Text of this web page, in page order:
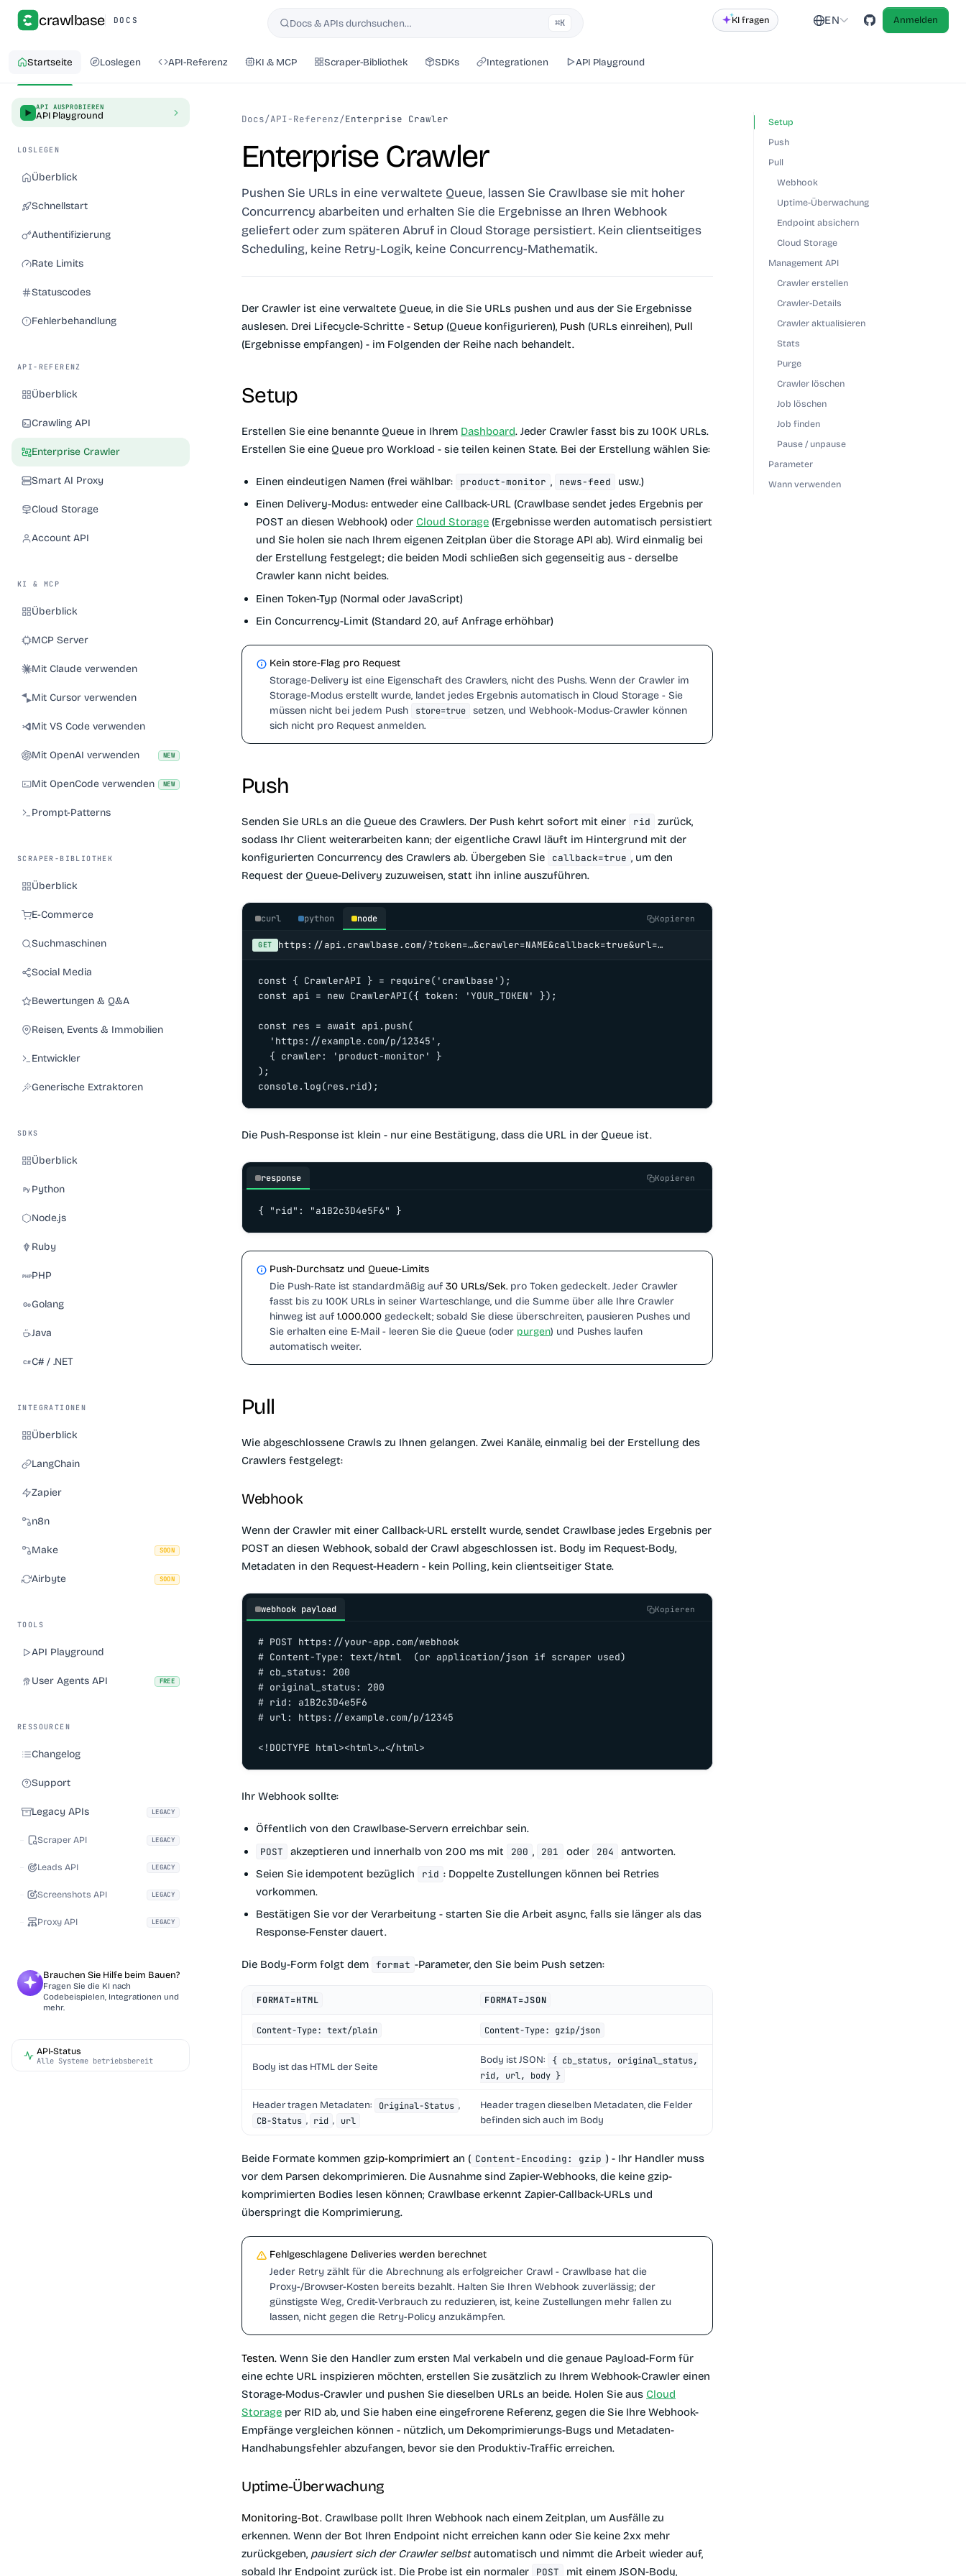
crawlbase DOCS
Suchen
Docs & APIs durchsuchen… ⌘K KI fragen EN Anmelden
Startseite Loslegen API-Referenz KI & MCP Scraper-Bibliothek SDKs Integrationen API Playground
API AUSPROBIEREN
API Playground
LOSLEGEN
Überblick
Schnellstart
Authentifizierung
Rate Limits
Statuscodes
Fehlerbehandlung
API-REFERENZ
Überblick
Crawling API
Enterprise Crawler
Smart AI Proxy
Cloud Storage
Account API
KI & MCP
Überblick
MCP Server
Mit Claude verwenden
Mit Cursor verwenden
Mit VS Code verwenden
Mit OpenAI verwenden NEW
Mit OpenCode verwenden NEW
Prompt-Patterns
SCRAPER-BIBLIOTHEK
Überblick
E-Commerce
Suchmaschinen
Social Media
Bewertungen & Q&A
Reisen, Events & Immobilien
Entwickler
Generische Extraktoren
SDKS
Überblick
Python
Node.js
Ruby
PHP
Golang
Java
C# / .NET
INTEGRATIONEN
Überblick
LangChain
Zapier
n8n
Make SOON
Airbyte SOON
TOOLS
API Playground
User Agents API FREE
RESSOURCEN
Changelog
Support
Legacy APIs LEGACY
Scraper API LEGACY
Leads API LEGACY
Screenshots API LEGACY
Proxy API LEGACY
Brauchen Sie Hilfe beim Bauen?
Fragen Sie die KI nach
Codebeispielen, Integrationen und
mehr.
API-Status
Alle Systeme betriebsbereit
Docs/API-Referenz/Enterprise Crawler
Enterprise Crawler
Pushen Sie URLs in eine verwaltete Queue, lassen Sie Crawlbase sie mit hoher
Concurrency abarbeiten und erhalten Sie die Ergebnisse an Ihren Webhook
geliefert oder zum späteren Abruf in Cloud Storage persistiert. Kein clientseitiges
Scheduling, keine Retry-Logik, keine Concurrency-Mathematik.
Der Crawler ist eine verwaltete Queue, in die Sie URLs pushen und aus der Sie Ergebnisse
auslesen. Drei Lifecycle-Schritte - Setup (Queue konfigurieren), Push (URLs einreihen), Pull
(Ergebnisse empfangen) - im Folgenden der Reihe nach behandelt.
Setup
Erstellen Sie eine benannte Queue in Ihrem Dashboard. Jeder Crawler fasst bis zu 100K URLs.
Erstellen Sie eine Queue pro Workload - sie teilen keinen State. Bei der Erstellung wählen Sie:
Einen eindeutigen Namen (frei wählbar: product-monitor , news-feed
usw.)
Einen Delivery-Modus: entweder eine Callback-URL (Crawlbase sendet jedes Ergebnis per
POST an diesen Webhook) oder Cloud Storage (Ergebnisse werden automatisch persistiert
und Sie holen sie nach Ihrem eigenen Zeitplan über die Storage API ab). Wird einmalig bei
der Erstellung festgelegt; die beiden Modi schließen sich gegenseitig aus - derselbe
Crawler kann nicht beides.
Einen Token-Typ (Normal oder JavaScript)
Ein Concurrency-Limit (Standard 20, auf Anfrage erhöhbar)
Kein store-Flag pro Request
Storage-Delivery ist eine Eigenschaft des Crawlers, nicht des Pushs. Wenn der Crawler im
Storage-Modus erstellt wurde, landet jedes Ergebnis automatisch in Cloud Storage - Sie
müssen nicht bei jedem Push
store=true
setzen, und Webhook-Modus-Crawler können
sich nicht pro Request anmelden.
Push
Senden Sie URLs an die Queue des Crawlers. Der Push kehrt sofort mit einer rid
zurück,
sodass Ihr Client weiterarbeiten kann; der eigentliche Crawl läuft im Hintergrund mit der
konfigurierten Concurrency des Crawlers ab. Übergeben Sie
callback=true , um den
Request der Queue-Delivery zuzuweisen, statt ihn inline auszuführen.
curl python node Kopieren
GET https://api.crawlbase.com/?token=…&crawler=NAME&callback=true&url=…
const { CrawlerAPI } = require('crawlbase');
const api = new CrawlerAPI({ token: 'YOUR_TOKEN' });
const res = await api.push(
  'https://example.com/p/12345',
  { crawler: 'product-monitor' }
);
console.log(res.rid);
Die Push-Response ist klein - nur eine Bestätigung, dass die URL in der Queue ist.
response Kopieren
{ "rid": "a1B2c3D4e5F6" }
Push-Durchsatz und Queue-Limits
Die Push-Rate ist standardmäßig auf 30 URLs/Sek. pro Token gedeckelt. Jeder Crawler
fasst bis zu 100K URLs in seiner Warteschlange, und die Summe über alle Ihre Crawler
hinweg ist auf 1.000.000 gedeckelt; sobald Sie diese überschreiten, pausieren Pushes und
Sie erhalten eine E-Mail - leeren Sie die Queue (oder purgen) und Pushes laufen
automatisch weiter.
Pull
Wie abgeschlossene Crawls zu Ihnen gelangen. Zwei Kanäle, einmalig bei der Erstellung des
Crawlers festgelegt:
Webhook
Wenn der Crawler mit einer Callback-URL erstellt wurde, sendet Crawlbase jedes Ergebnis per
POST an diesen Webhook, sobald der Crawl abgeschlossen ist. Body im Request-Body,
Metadaten in den Request-Headern - kein Polling, kein clientseitiger State.
webhook payload Kopieren
# POST https://your-app.com/webhook
# Content-Type: text/html  (or application/json if scraper used)
# cb_status: 200
# original_status: 200
# rid: a1B2c3D4e5F6
# url: https://example.com/p/12345
<!DOCTYPE html><html>…</html>
Ihr Webhook sollte:
Öffentlich von den Crawlbase-Servern erreichbar sein.
POST akzeptieren und innerhalb von 200 ms mit 200 , 201 oder 204
antworten.
Seien Sie idempotent bezüglich
rid : Doppelte Zustellungen können bei Retries
vorkommen.
Bestätigen Sie vor der Verarbeitung - starten Sie die Arbeit async, falls sie länger als das
Response-Fenster dauert.
Die Body-Form folgt dem format -Parameter, den Sie beim Push setzen:
FORMAT=HTML FORMAT=JSON
Content-Type: text/plain Content-Type: gzip/json
Body ist das HTML der Seite
Body ist JSON:
{ cb_status, original_status,
rid, url, body }
Header tragen Metadaten: Original-Status ,
CB-Status , rid , url
Header tragen dieselben Metadaten, die Felder
befinden sich auch im Body
Beide Formate kommen gzip-komprimiert an ( Content-Encoding: gzip ) - Ihr Handler muss
vor dem Parsen dekomprimieren. Die Ausnahme sind Zapier-Webhooks, die keine gzip-
komprimierten Bodies lesen können; Crawlbase erkennt Zapier-Callback-URLs und
überspringt die Komprimierung.
Fehlgeschlagene Deliveries werden berechnet
Jeder Retry zählt für die Abrechnung als erfolgreicher Crawl - Crawlbase hat die
Proxy-/Browser-Kosten bereits bezahlt. Halten Sie Ihren Webhook zuverlässig; der
günstigste Weg, Credit-Verbrauch zu reduzieren, ist, keine Zustellungen mehr fallen zu
lassen, nicht gegen die Retry-Policy anzukämpfen.
Testen. Wenn Sie den Handler zum ersten Mal verkabeln und die genaue Payload-Form für
eine echte URL inspizieren möchten, erstellen Sie zusätzlich zu Ihrem Webhook-Crawler einen
Storage-Modus-Crawler und pushen Sie dieselben URLs an beide. Holen Sie aus Cloud
Storage per RID ab, und Sie haben eine eingefrorene Referenz, gegen die Sie Ihre Webhook-
Empfänge vergleichen können - nützlich, um Dekomprimierungs-Bugs und Metadaten-
Handhabungsfehler abzufangen, bevor sie den Produktiv-Traffic erreichen.
Uptime-Überwachung
Monitoring-Bot. Crawlbase pollt Ihren Webhook nach einem Zeitplan, um Ausfälle zu
erkennen. Wenn der Bot Ihren Endpoint nicht erreichen kann oder Sie keine 2xx mehr
zurückgeben, pausiert sich der Crawler selbstautomatisch und nimmt die Arbeit wieder auf,
sobald Ihr Endpoint zurück ist. Die Probe ist ein normaler
POST mit einem JSON-Body,
Setup
Push
Pull
Webhook
Uptime-Überwachung
Endpoint absichern
Cloud Storage
Management API
Crawler erstellen
Crawler-Details
Crawler aktualisieren
Stats
Purge
Crawler löschen
Job löschen
Job finden
Pause / unpause
Parameter
Wann verwenden